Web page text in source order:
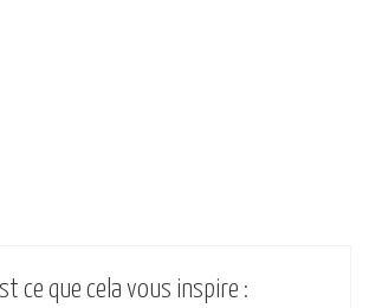
ce que cela vous inspire :